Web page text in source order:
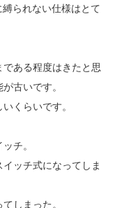
られない仕様はとて
ある程度はきたと思
古いです。
くらいです。
チ。
ッチ式になってしま
しまった。